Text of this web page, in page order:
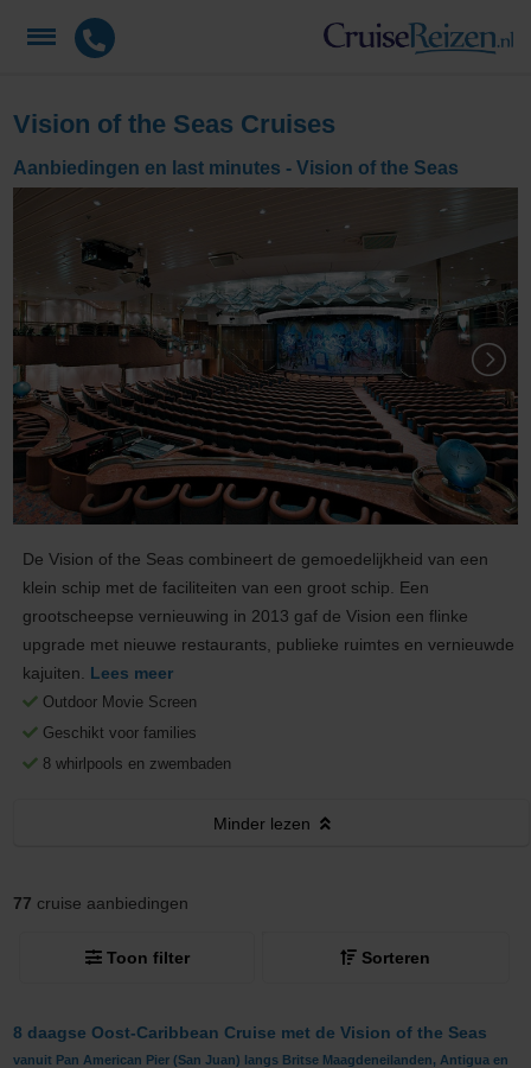
Vision of the Seas Cruises
Aanbiedingen en last minutes - Vision of the Seas
De Vision of the Seas combineert de gemoedelijkheid van een
klein schip met de faciliteiten van een groot schip. Een
grootscheepse vernieuwing in 2013 gaf de Vision een flinke
upgrade met nieuwe restaurants, publieke ruimtes en vernieuwde
kajuiten. Lees meer
Outdoor Movie Screen
Geschikt voor families
8 whirlpools en zwembaden
Minderlezen
77 cruise aanbiedingen
Toon filter Sorteren
8 daagse Oost-Caribbean Cruise met de Vision of the Seas
vanuit Pan American Pier (San Juan) langs Britse Maagdeneilanden, Antigua en